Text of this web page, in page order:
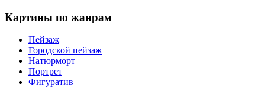
Картины по жанрам
Пейзаж
Городской пейзаж
Натюрморт
Портрет
Фигуратив